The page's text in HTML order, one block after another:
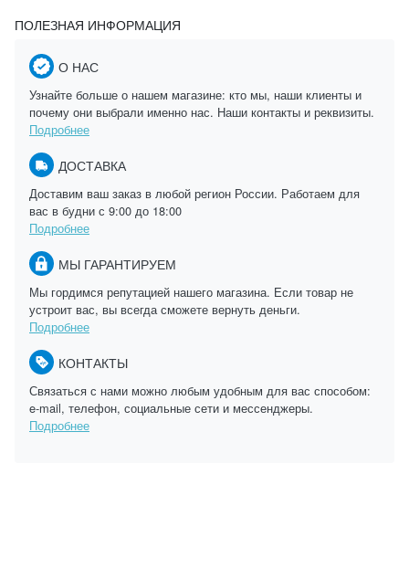
ПОЛЕЗНАЯ ИНФОРМАЦИЯ
О НАС
Узнайте больше о нашем магазине: кто мы, наши клиенты и
почему они выбрали именно нас. Наши контакты и реквизиты.
Подробнее
ДОСТАВКА
Доставим ваш заказ в любой регион России. Работаем для
вас в будни с 9:00 до 18:00
Подробнее
МЫ ГАРАНТИРУЕМ
Мы гордимся репутацией нашего магазина. Если товар не
устроит вас, вы всегда сможете вернуть деньги.
Подробнее
КОНТАКТЫ
Связаться с нами можно любым удобным для вас способом:
e-mail, телефон, социальные сети и мессенджеры.
Подробнее